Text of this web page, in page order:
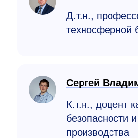
Д.т.н.,
техносферной
Сергей
К.т.н., доцент
безопасности
производства